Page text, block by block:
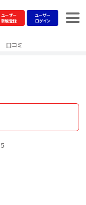
ユーザー
新規登録
ユーザー
ログイン
口コミ